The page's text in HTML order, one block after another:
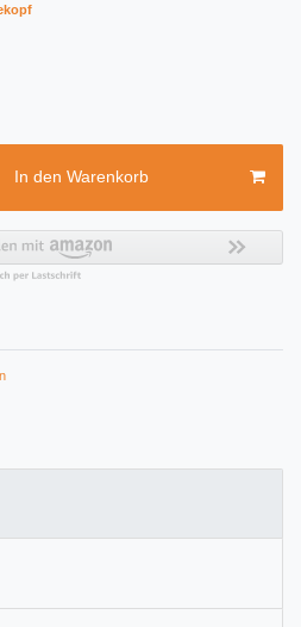
In den Warenkorb